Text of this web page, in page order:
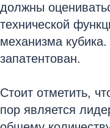
должны
технической
механизма
запатентован.
Стоит отметить,
пор является